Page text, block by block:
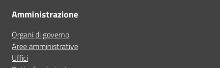
Amministrazione
Organi di governo
Aree amministrative
Uffici